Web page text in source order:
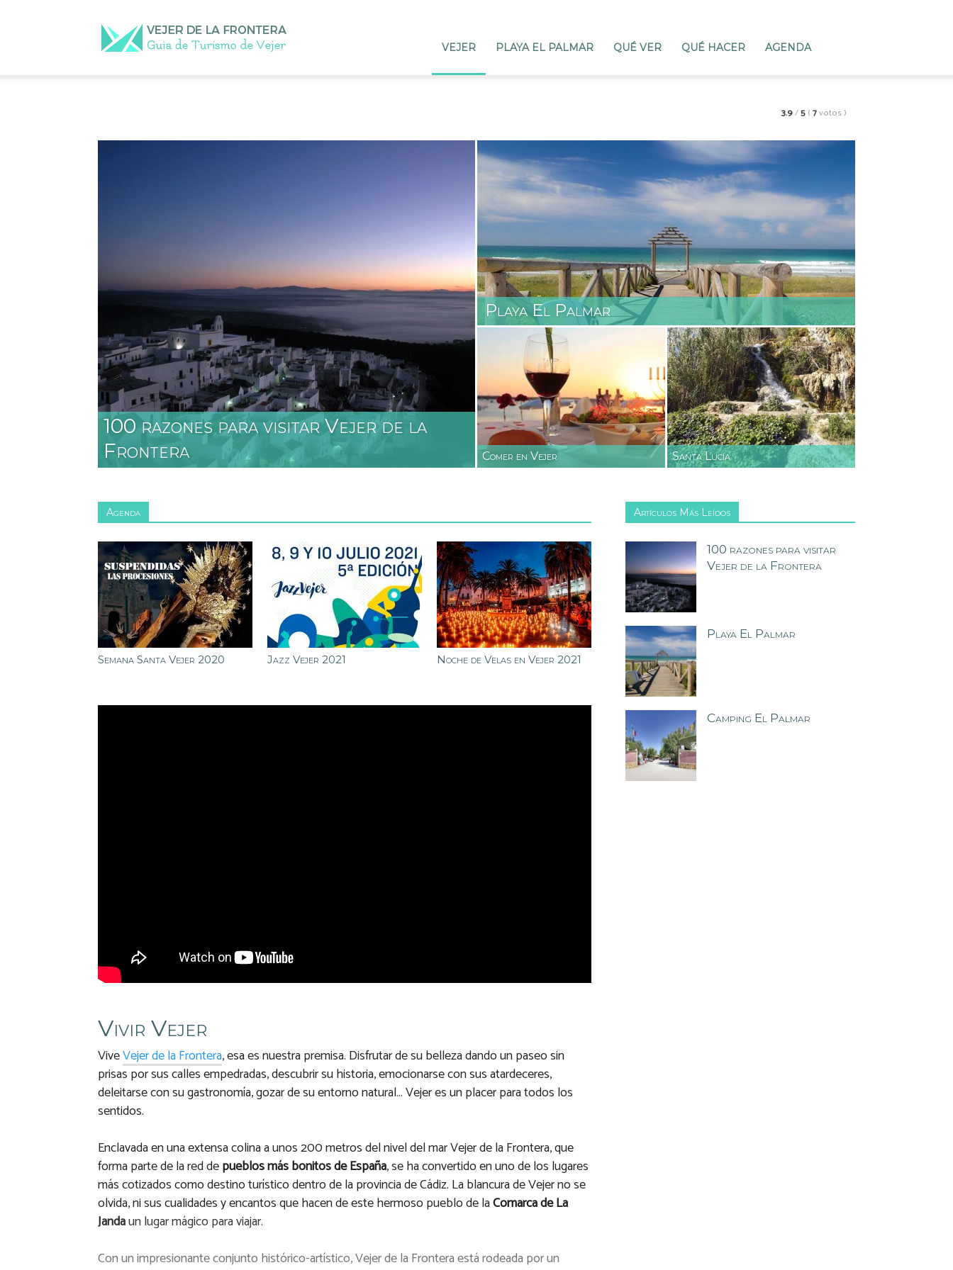
Turismo
VEJER PLAYA EL PALMAR QUÉ VER QUÉ HACER AGENDA
3.9/5(7votos)
100 razones para visitar Vejer de la
Frontera
Playa El Palmar
Comer en Vejer Santa Lucía
Agenda
Semana Santa Vejer 2020 Jazz Vejer 2021 Noche de Velas en Vejer 2021
Vivir Vejer
ViveVejer de la Frontera, esa es nuestra premisa. Disfrutar de su belleza dando un paseo sin
prisas por sus calles empedradas, descubrir su historia, emocionarse con sus atardeceres,
deleitarse con su gastronomía, gozar de su entorno natural… Vejer es un placer para todos los
sentidos.
Enclavada en una extensa colina a unos 200 metros del nivel del mar Vejer de la Frontera, que
forma parte de la red depueblos más bonitos de España, se ha convertido en uno de los lugares
más cotizados como destino turístico dentro de la provincia de Cádiz. La blancura de Vejer no se
olvida, ni sus cualidades y encantos que hacen de este hermoso pueblo de laComarca de La
Jandaun lugar mágico para viajar.
Con un impresionante conjunto histórico-artístico, Vejer de la Frontera está rodeada por un
Artículos Más Leídos
100 razones para visitar
Vejer de la Frontera
Playa El Palmar
Camping El Palmar